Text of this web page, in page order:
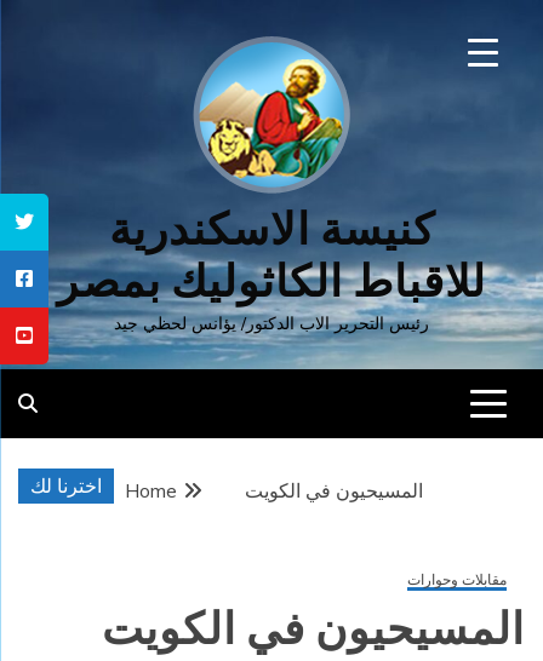
كنيسة الاسكندرية
للاقباط الكاثوليك بمصر
رئيس التحرير الاب الدكتور/ يؤانس لحظي جيد
اخترنا لك Home المسيحيون في الكويت
مقابلات وحوارات
المسيحيون في الكويت